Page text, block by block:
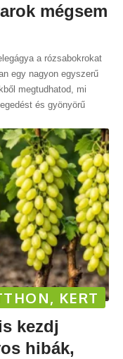
mégsem
a rózsabokrokat
egy nagyon egyszerű
megtudhatod, mi
és gyönyörű
KERT
kezdj
hibák,